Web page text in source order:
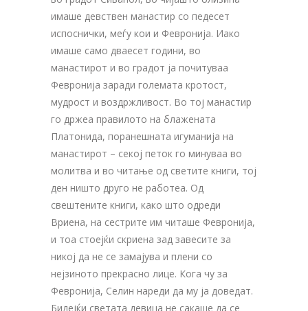
имаше девствен манастир со педесет
испоснички, меѓу кои и Февронија. Иако
имаше само дваесет години, во
манастирот и во градот ја почитуваа
Февронија заради големата кротост,
мудрост и воздржливост. Во тој манастир
го држеа правилото на блажената
Платонида, поранешната игуманија на
манастирот – секој петок го минуваа во
молитва и во читање од светите книги, тој
ден ништо друго не работеа. Од
свештените книги, како што одреди
Вриена, на сестрите им читаше Февронија,
и тоа стоејќи скриена зад завесите за
никој да не се замајува и плени со
нејзиното прекрасно лице. Кога чу за
Февронија, Селин нареди да му ја доведат.
Бидејќи светата девица не сакаше да се